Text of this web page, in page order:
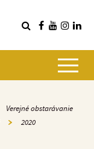
Verejné obstarávanie
2020